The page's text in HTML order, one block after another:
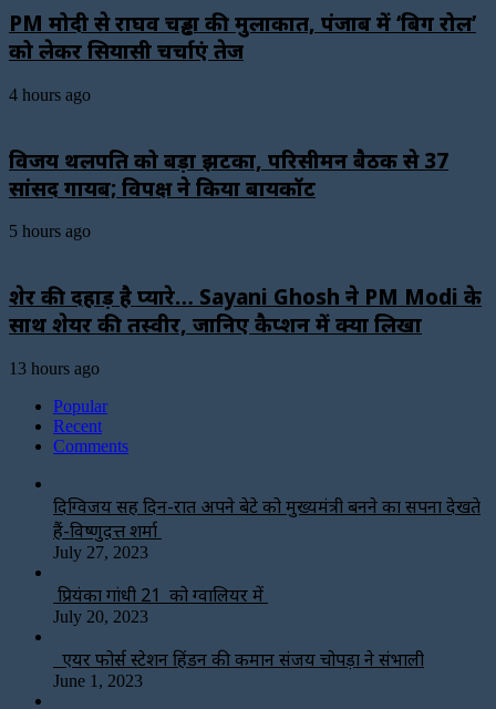
PM मोदी से राघव चड्ढा की मुलाकात, पंजाब में ‘बिग रोल’
को लेकर सियासी चर्चाएं तेज
4 hours ago
विजय थलपति को बड़ा झटका, परिसीमन बैठक से 37
सांसद गायब; विपक्ष ने किया बायकॉट
5 hours ago
शेर की दहाड़ है प्यारे… Sayani Ghosh ने PM Modi के
साथ शेयर की तस्वीर, जानिए कैप्शन में क्या लिखा
13 hours ago
Popular
Recent
Comments
दिग्विजय सिंह दिन-रात अपने बेटे को मुख्यमंत्री बनने का सपना देखते
हैं-विष्णुदत्त शर्मा
July 27, 2023
प्रियंका गांधी 21 को ग्वालियर में
July 20, 2023
एयर फोर्स स्टेशन हिंडन की कमान संजय चोपड़ा ने संभाली
June 1, 2023